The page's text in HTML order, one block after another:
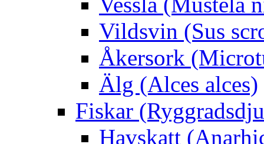
Vildsvin (Sus
Åkersork
Älg (Alces alces)
Fiskar
Havskatt